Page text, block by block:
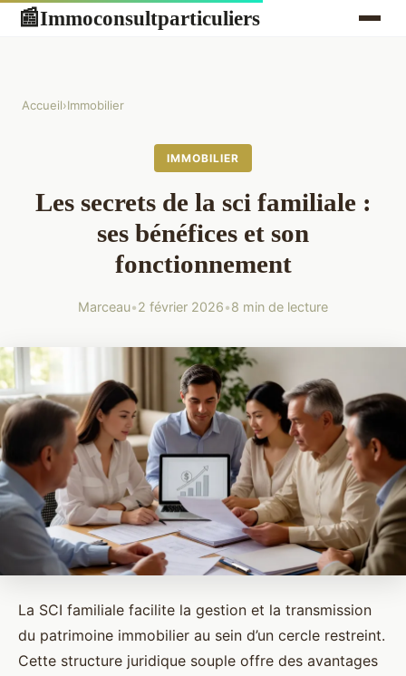
📰Immoconsultparticuliers
Accueil›Immobilier
IMMOBILIER
Les secrets de la sci familiale :
ses bénéfices et son
fonctionnement
Marceau•2 février 2026•8 min de lecture
La SCI familiale facilite la gestion et la transmission
du patrimoine immobilier au sein d’un cercle restreint.
Cette structure juridique souple offre des avantages